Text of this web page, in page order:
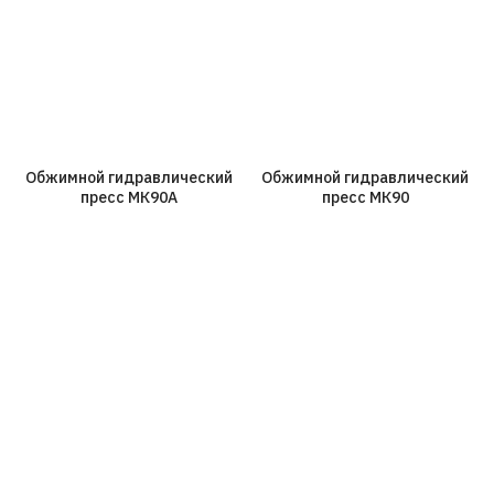
Обжимной гидравлический
пресс МК90А
Обжимной гидравлический
пресс МК90